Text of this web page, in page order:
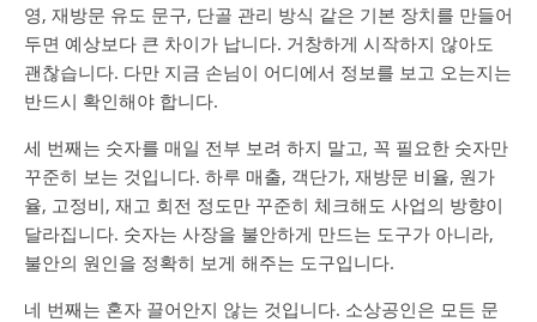
영, 재방문 유도 문구, 단골 관리 방식 같은 기본 장치를 만들어
두면 예상보다 큰 차이가 납니다. 거창하게 시작하지 않아도
괜찮습니다. 다만 지금 손님이 어디에서 정보를 보고 오는지는
반드시 확인해야 합니다.
세 번째는 숫자를 매일 전부 보려 하지 말고, 꼭 필요한 숫자만
꾸준히 보는 것입니다. 하루 매출, 객단가, 재방문 비율, 원가
율, 고정비, 재고 회전 정도만 꾸준히 체크해도 사업의 방향이
달라집니다. 숫자는 사장을 불안하게 만드는 도구가 아니라,
불안의 원인을 정확히 보게 해주는 도구입니다.
네 번째는 혼자 끌어안지 않는 것입니다. 소상공인은 모든 문